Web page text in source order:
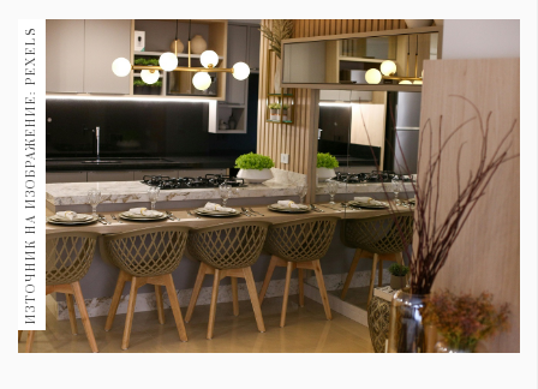
Гурме
Пътувай
237
Здраве 389
Gentlemen
382
Wellness
1817
ИЗТОЧНИК НА ИЗОБРАЖЕНИЕ: PEXELS